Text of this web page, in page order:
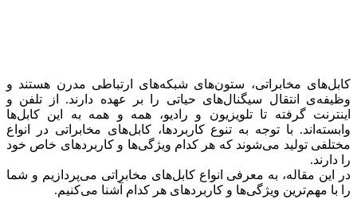
کابل‌های مخابراتی، ستون‌های شبکه‌های ارتباطی مدرن هستند و
وظیفه‌ی انتقال سیگنال‌های حیاتی را بر عهده دارند. از تلفن و
اینترنت گرفته تا تلویزیون و رادیو، همه و همه به این کابل‌ها
وابسته‌اند. با توجه به تنوع کاربردها، کابل‌های مخابراتی در انواع
مختلفی تولید می‌شوند که هر کدام ویژگی‌ها و کاربردهای خاص خود
را دارند.
در این مقاله، به معرفی انواع کابل‌های مخابراتی می‌پردازیم و شما
را با مهم‌ترین ویژگی‌ها و کاربردهای هر کدام آشنا می‌کنیم.